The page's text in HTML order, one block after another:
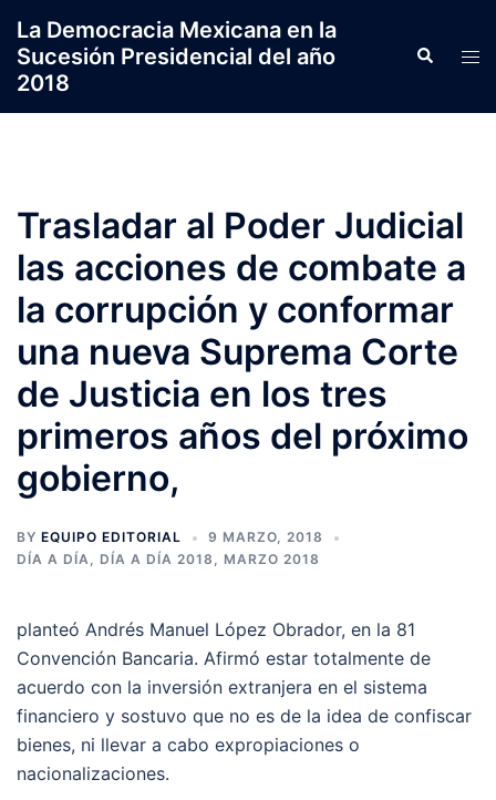
contenido
La Democracia Mexicana en la
Sucesión Presidencial del año
2018
Search
Trasladar al Poder Judicial
las acciones de combate a
la corrupción y conformar
una nueva Suprema Corte
de Justicia en los tres
primeros años del próximo
gobierno,
BY EQUIPO EDITORIAL
9 MARZO, 2018
DÍA A DÍA, DÍA A DÍA 2018 , MARZO 2018
planteó Andrés Manuel López Obrador, en la 81
Convención Bancaria. Afirmó estar totalmente de
acuerdo con la inversión extranjera en el sistema
financiero y sostuvo que no es de la idea de confiscar
bienes, ni llevar a cabo expropiaciones o
nacionalizaciones.